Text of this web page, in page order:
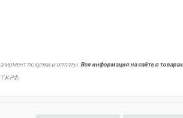
момент покупки и оплаты.Вся информация на сайте о товарах
ГК РФ.